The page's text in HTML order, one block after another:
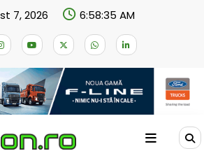
7, 2026 6:58:35 AM